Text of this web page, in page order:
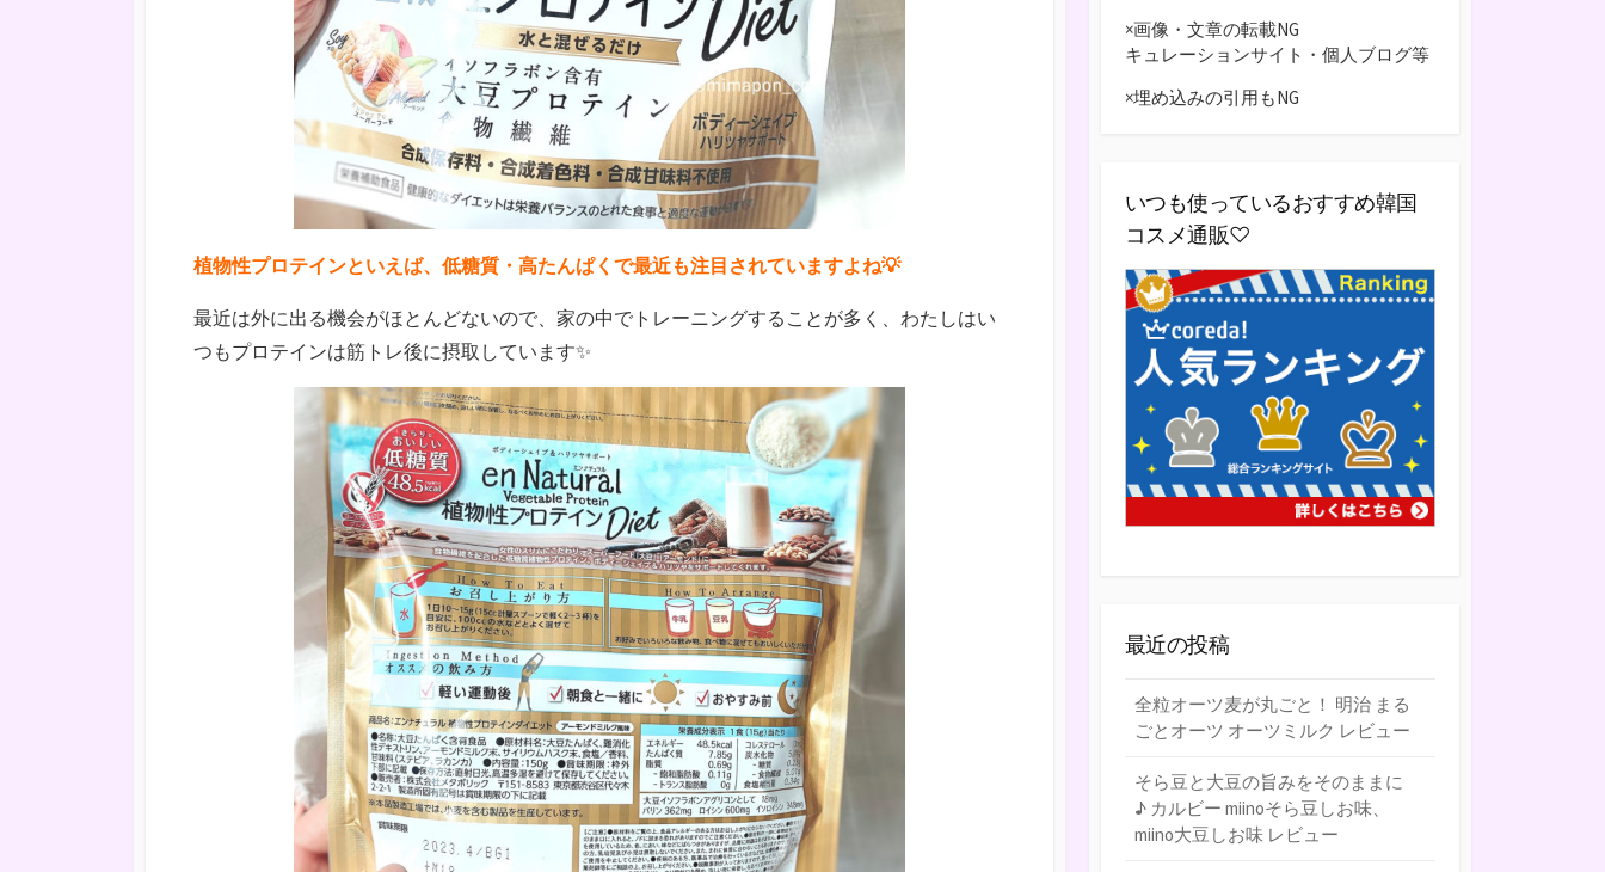
植物性プロテインといえば、低糖質・高たんぱくで最近も注目されていますよね💡
最近は外に出る機会がほとんどないので、家の中でトレーニングすることが多く、わたしはい
つもプロテインは筋トレ後に摂取しています✨
×画像・文章の転載NG
キュレーションサイト・個人ブログ等
×埋め込みの引用もNG
いつも使っているおすすめ韓国
コスメ通販♡
最近の投稿
全粒オーツ麦が丸ごと！ 明治 まる
ごとオーツ オーツミルク レビュー
そら豆と大豆の旨みをそのままに
♪ カルビー miinoそら豆しお味、
miino大豆しお味 レビュー